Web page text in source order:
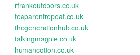
rfrankoutdoors.co.uk
teaparentrepeat.co.uk
thegenerationhub.co.uk
talkingmagpie.co.uk
humancotton.co.uk